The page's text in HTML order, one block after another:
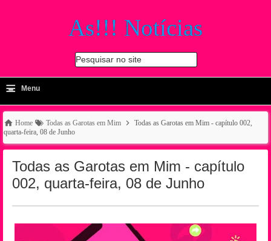
As!!! Notícias
Pesquisar no site
-
≡ Menu
Home Todas as Garotas em Mim
Todas as Garotas em Mim - capítulo 002,
quarta-feira, 08 de Junho
Todas as Garotas em Mim - capítulo
002, quarta-feira, 08 de Junho